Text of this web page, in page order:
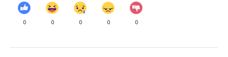
0 0 0 0 0